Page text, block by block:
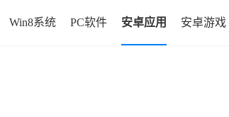
Win8系统 PC软件 安卓应用 安卓游戏